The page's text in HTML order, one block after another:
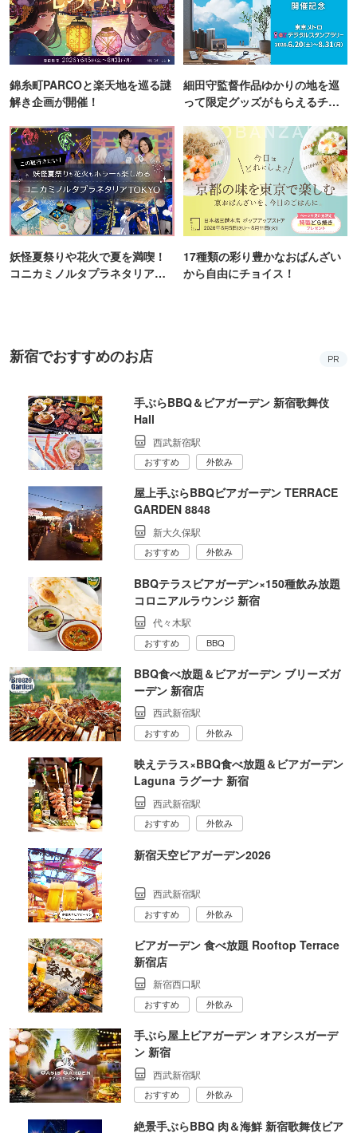
錦糸町PARCOと楽天地を巡る謎
解き企画が開催！
細田守監督作品ゆかりの地を巡
って限定グッズがもらえるチャ
妖怪夏祭りや花火で夏を満喫！
コニカミノルタプラネタリア
17種類の彩り豊かなおばんざい
から自由にチョイス！
新宿でおすすめのお店 PR
手ぶらBBQ＆ビアガーデン 新宿歌舞伎
Hall
西武新宿駅
おすすめ 外飲み
屋上手ぶらBBQビアガーデン TERRACE
GARDEN 8848
新大久保駅
おすすめ 外飲み
BBQテラスビアガーデン×150種飲み放題
コロニアルラウンジ 新宿
代々木駅
おすすめ BBQ
BBQ食べ放題＆ビアガーデン ブリーズガ
ーデン 新宿店
西武新宿駅
おすすめ 外飲み
映えテラス×BBQ食べ放題＆ビアガーデン
Laguna ラグーナ 新宿
西武新宿駅
おすすめ 外飲み
新宿天空ビアガーデン2026
西武新宿駅
おすすめ 外飲み
ビアガーデン 食べ放題 Rooftop Terrace
新宿店
新宿西口駅
おすすめ 外飲み
手ぶら屋上ビアガーデン オアシスガーデ
ン 新宿
西武新宿駅
おすすめ 外飲み
絶景手ぶらBBQ 肉＆海鮮 新宿歌舞伎ビア